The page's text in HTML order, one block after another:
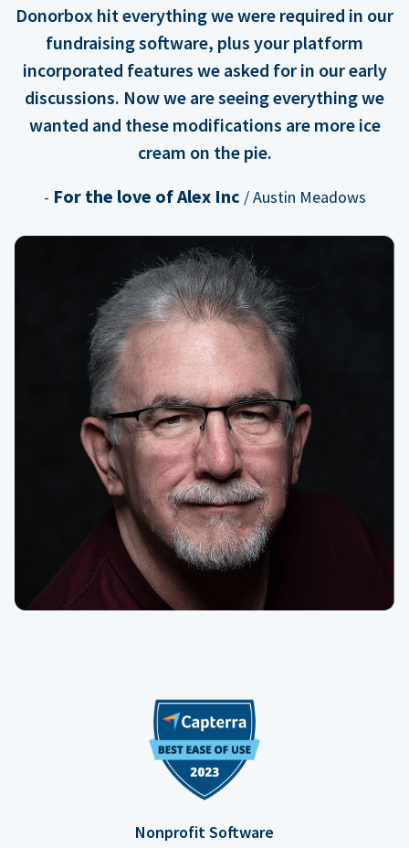
Donorbox hit everything we were required in our
fundraising software, plus your platform
incorporated features we asked for in our early
discussions. Now we are seeing everything we
wanted and these modifications are more ice
cream on the pie.
- For the love of Alex Inc / Austin Meadows
Nonprofit Software